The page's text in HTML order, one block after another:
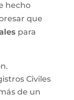
hecho
que
para
Civiles
de un